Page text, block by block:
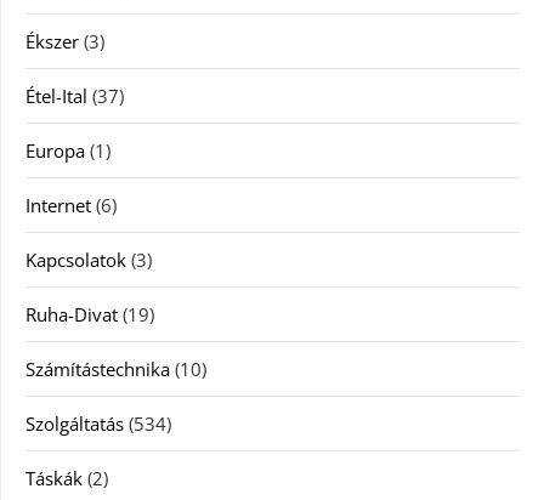
Ékszer (3)
Étel-Ital (37)
Europa (1)
Internet (6)
Kapcsolatok (3)
Ruha-Divat (19)
Számítástechnika (10)
Szolgáltatás (534)
Táskák (2)